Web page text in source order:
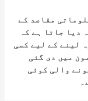
مقاصد کے
دیا جاتا ہے کہ
لینے کے لیے کسی
میں دی گئی
والی کوئی